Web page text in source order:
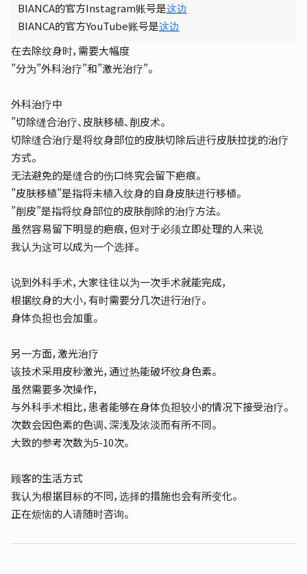
BIANCA的官方Instagram账号是这边
BIANCA的官方YouTube账号是这边
在去除纹身时，需要大幅度
”分为”外科治疗”和”激光治疗”。
外科治疗中
”切除缝合治疗、皮肤移植、削皮术。
切除缝合治疗是将纹身部位的皮肤切除后进行皮肤拉拢的治疗
方式。
无法避免的是缝合的伤口终究会留下疤痕。
”皮肤移植”是指将未植入纹身的自身皮肤进行移植。
”削皮”是指将纹身部位的皮肤削除的治疗方法。
虽然容易留下明显的疤痕，但对于必须立即处理的人来说
我认为这可以成为一个选择。
说到外科手术，大家往往以为一次手术就能完成，
根据纹身的大小，有时需要分几次进行治疗。
身体负担也会加重。
另一方面，激光治疗
该技术采用皮秒激光，通过热能破坏纹身色素。
虽然需要多次操作，
与外科手术相比，患者能够在身体负担较小的情况下接受治疗。
次数会因色素的色调、深浅及浓淡而有所不同。
大致的参考次数为5-10次。
顾客的生活方式
我认为根据目标的不同，选择的措施也会有所变化。
正在烦恼的人请随时咨询。